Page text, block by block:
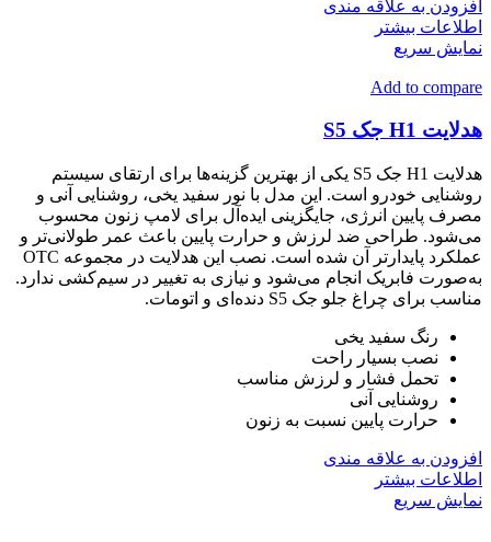
افزودن به علاقه مندی
اطلاعات بیشتر
نمایش سریع
Add to compare
هدلایت H1 جک S5
هدلایت H1 جک S5 یکی از بهترین گزینه‌ها برای ارتقای سیستم
روشنایی خودرو است. این مدل با نور سفید یخی، روشنایی آنی و
مصرف پایین انرژی، جایگزینی ایده‌آل برای لامپ زنون محسوب
می‌شود. طراحی ضد لرزش و حرارت پایین باعث عمر طولانی‌تر و
عملکرد پایدارتر آن شده است. نصب این هدلایت در مجموعه OTC
به‌صورت فابریک انجام می‌شود و نیازی به تغییر در سیم‌کشی ندارد.
مناسب برای چراغ جلو جک S5 دنده‌ای و اتومات.
رنگ سفید یخی
نصب بسیار راحت
تحمل فشار و لرزش مناسب
روشنایی آنی
حرارت پایین نسبت به زنون
افزودن به علاقه مندی
اطلاعات بیشتر
نمایش سریع